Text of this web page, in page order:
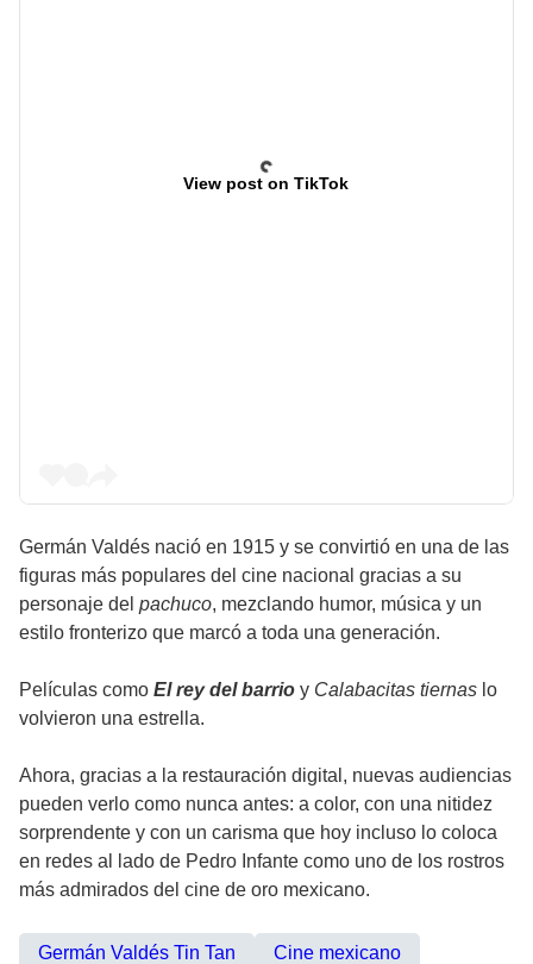
View post on TikTok
Germán Valdés nació en 1915 y se convirtió en una de las
figuras más populares del cine nacional gracias a su
personaje del pachuco, mezclando humor, música y un
estilo fronterizo que marcó a toda una generación.
Películas como El rey del barrio y Calabacitas tiernas lo
volvieron una estrella.
Ahora, gracias a la restauración digital, nuevas audiencias
pueden verlo como nunca antes: a color, con una nitidez
sorprendente y con un carisma que hoy incluso lo coloca
en redes al lado de Pedro Infante como uno de los rostros
más admirados del cine de oro mexicano.
Germán Valdés Tin Tan Cine mexicano